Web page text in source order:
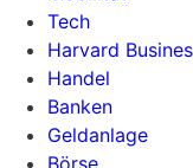
Tech
Harvard
Handel
Banken
Geldanlage
Börse